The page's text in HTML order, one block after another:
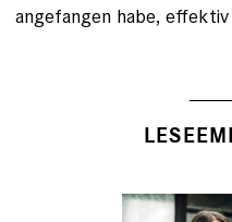
angefangen habe,